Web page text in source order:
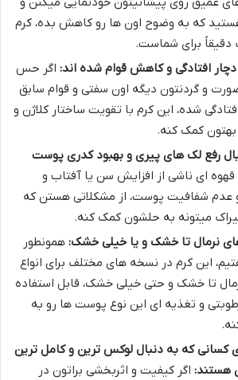
که به وضوح اون ها رو کاهش بده، کرم
دقیقاً برای شماست.
افتادگی و کاهش قوام شده اند: اگر حس
و گردنتون دیگه اون سفتی و قوام سابق
شده، این کرم با تقویت ساختار کلاژن و
بهتون کمک کنه.
رفع لک های پیری و بهبود کدری پوست
ای ناشی از افزایش سن یا آفتاب و
شفافیت پوست، از مشکلاتی هستن که
میتونه به حلشون کمک کنه.
نرمال تا خشک و یا خیلی خشک: همونطور
این کرم در نسخه های مختلف برای انواع
تا خشک و حتی خیلی خشک، قابل استفاده
و تغذیه ای این نوع پوست ها رو به
کسانی که به دنبال لوکس ترین و کامل ترین
هستند: اگر کیفیت و اثربخشی براتون در